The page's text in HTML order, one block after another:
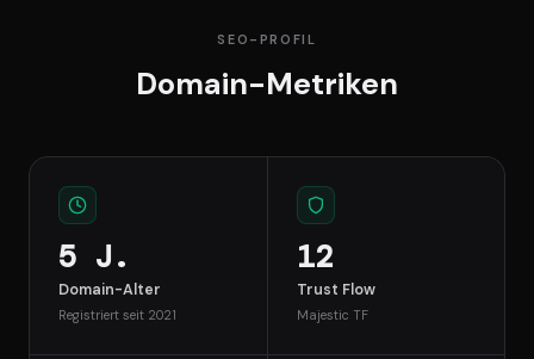
SEO-PROFIL
Domain-Metriken
5 J.
Domain-Alter
Registriert seit 2021
12
Trust Flow
Majestic TF